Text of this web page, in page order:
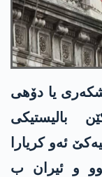
یا دۆھی
16 مۆشەکێن بالیستیکی
ئەو کریارا
و ئیران ب